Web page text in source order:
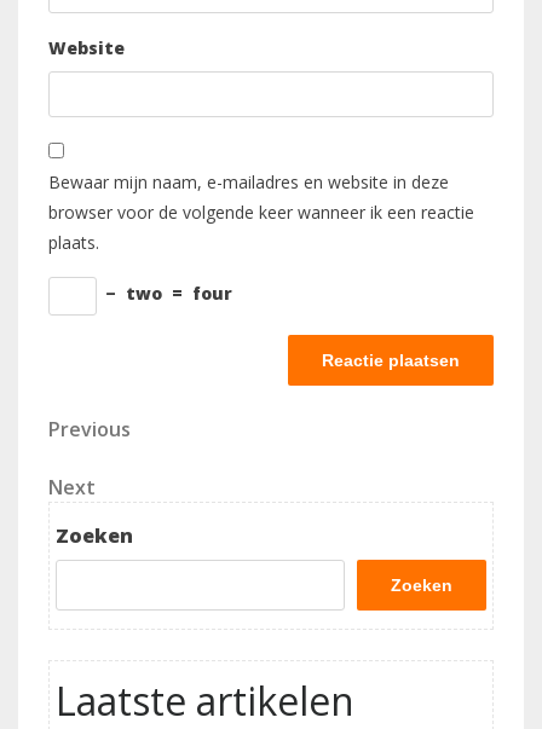
Website
Bewaar mijn naam, e-mailadres en website in deze
browser voor de volgende keer wanneer ik een reactie
plaats.
− two = four
Berichtnavigatie
Previous
Previous
Next
Post
Next
Zoeken
Zoeken
Laatste artikelen